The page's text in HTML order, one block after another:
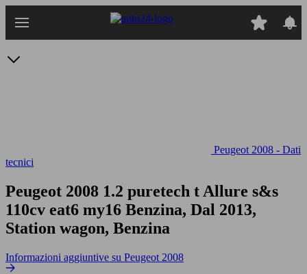
Peugeot 2008 - Dati
tecnici
Peugeot 2008 1.2 puretech t Allure s&s
110cv eat6 my16 Benzina, Dal 2013,
Station wagon, Benzina
Informazioni aggiuntive su Peugeot 2008